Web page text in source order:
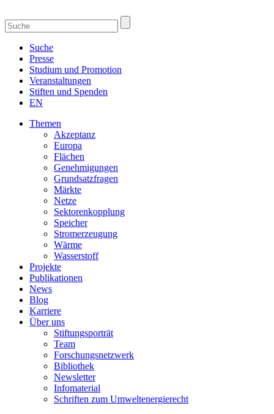
Suche
Presse
Studium und Promotion
Veranstaltungen
Stiften und Spenden
EN
Themen
Akzeptanz
Europa
Flächen
Genehmigungen
Grundsatzfragen
Märkte
Netze
Sektorenkopplung
Speicher
Stromerzeugung
Wärme
Wasserstoff
Projekte
Publikationen
News
Blog
Karriere
Über uns
Stiftungsporträt
Team
Forschungsnetzwerk
Bibliothek
Newsletter
Infomaterial
Schriften zum Umweltenergierecht